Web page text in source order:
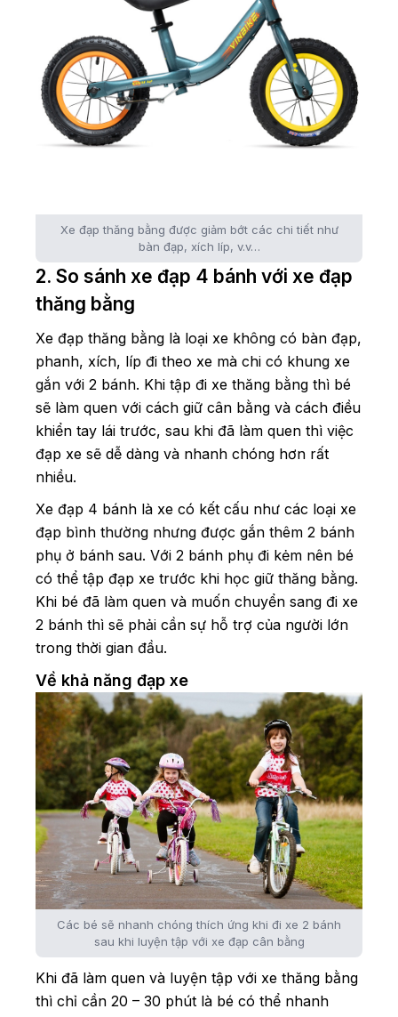
Xe đạp thăng bằng được giảm bớt các chi tiết như
bàn đạp, xích líp, v.v…
2. So sánh xe đạp 4 bánh với xe đạp
thăng bằng
Xe đạp thăng bằng là loại xe không có bàn đạp,
phanh, xích, líp đi theo xe mà chi có khung xe
gắn với 2 bánh. Khi tập đi xe thăng bằng thì bé
sẽ làm quen với cách giữ cân bằng và cách điều
khiển tay lái trước, sau khi đã làm quen thì việc
đạp xe sẽ dễ dàng và nhanh chóng hơn rất
nhiều.
Xe đạp 4 bánh là xe có kết cấu như các loại xe
đạp bình thường nhưng được gắn thêm 2 bánh
phụ ở bánh sau. Với 2 bánh phụ đi kėm nên bé
có thể tập đạp xe trước khi học giữ thăng bằng.
Khi bé đã làm quen và muốn chuyển sang đi xe
2 bánh thì sẽ phải cần sự hỗ trợ của người lớn
trong thời gian đầu.
Về khả năng đạp xe
Các bé sẽ nhanh chóng thích ứng khi đi xe 2 bánh
sau khi luyện tập với xe đạp cân bằng
Khi đã làm quen và luyện tập với xe thăng bằng
thì chỉ cần 20 – 30 phút là bé có thể nhanh